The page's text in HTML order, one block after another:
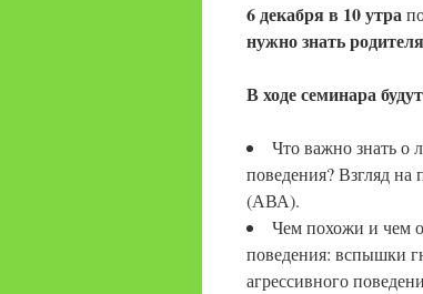
6 декабря в 10 утра
нужно знать
В ходе семинара
Что важно знать о
поведения? Взгляд на
(АВА).
Чем похожи и чем
поведения: вспышки
агрессивного